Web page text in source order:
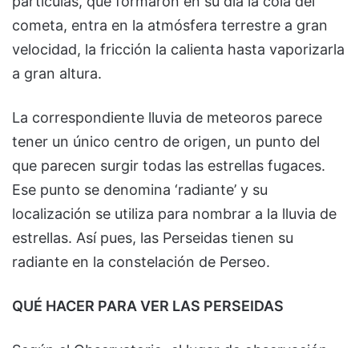
cometa, entra en la atmósfera terrestre a gran
velocidad, la fricción la calienta hasta vaporizarla
a gran altura.
La correspondiente lluvia de meteoros parece
tener un único centro de origen, un punto del
que parecen surgir todas las estrellas fugaces.
Ese punto se denomina ‘radiante’ y su
localización se utiliza para nombrar a la lluvia de
estrellas. Así pues, las Perseidas tienen su
radiante en la constelación de Perseo.
QUÉ HACER PARA VER LAS PERSEIDAS